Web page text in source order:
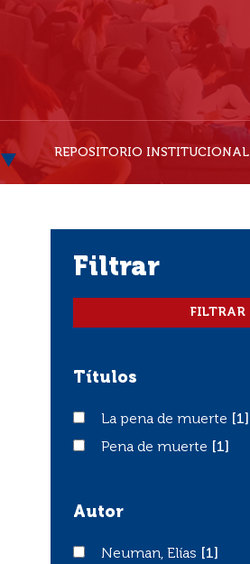
REPOSITORIO INSTITUCIONAL
filtrar
Títulos
La pena de muerte
La pena de muerte
[1]
Pena de muerte
Pena de muerte [1]
Autor
Neuman, Elías
Neuman, Elías
[1]